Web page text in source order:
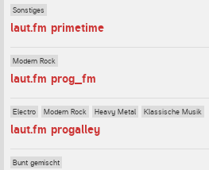
Sonstiges
laut.fm primetime
Modern Rock
laut.fm prog_fm
Electro Modern Rock Heavy Metal Klassische Musik
laut.fm progalley
Bunt gemischt